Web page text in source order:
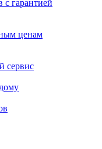
с гарантией
ценам
сервис